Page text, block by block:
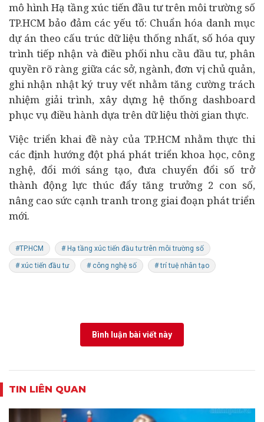
mô hình Hạ tầng xúc tiến đầu tư trên môi trường số
TP.HCM bảo đảm các yếu tố: Chuẩn hóa danh mục
dự ántheo cấu trúc dữ liệu thống nhất, số hóa quy
trình tiếp nhận và điều phối nhu cầu đầu tư, phân
quyền rõ ràng giữa các sở, ngành, đơn vị chủ quản,
ghi nhận nhật ký truy vết nhằm tăng cường trách
nhiệm giải trình, xây dựng hệ thống dashboard
phục vụ điều hành dựa trên dữ liệu thời gian thực.
Việc triển khai đề này của TP.HCM nhằm thực thi
các định hướng đột phá phát triển khoa học, công
nghệ, đổi mới sáng tạo, đưa chuyển đổi số trở
thành động lực thúc đẩy tăng trưởng 2 con số,
nâng cao sức cạnh tranh trong giai đoạn phát triển
mới.
#TP.HCM # Hạ tầng xúc tiến đầu tư trên môi trường số
# xúc tiến đầu tư # công nghệ số # trí tuệ nhân tạo
Bình luận bài viết này
TIN LIÊN QUAN